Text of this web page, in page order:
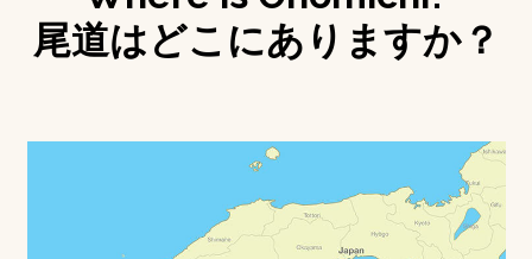
尾道はどこにありますか？